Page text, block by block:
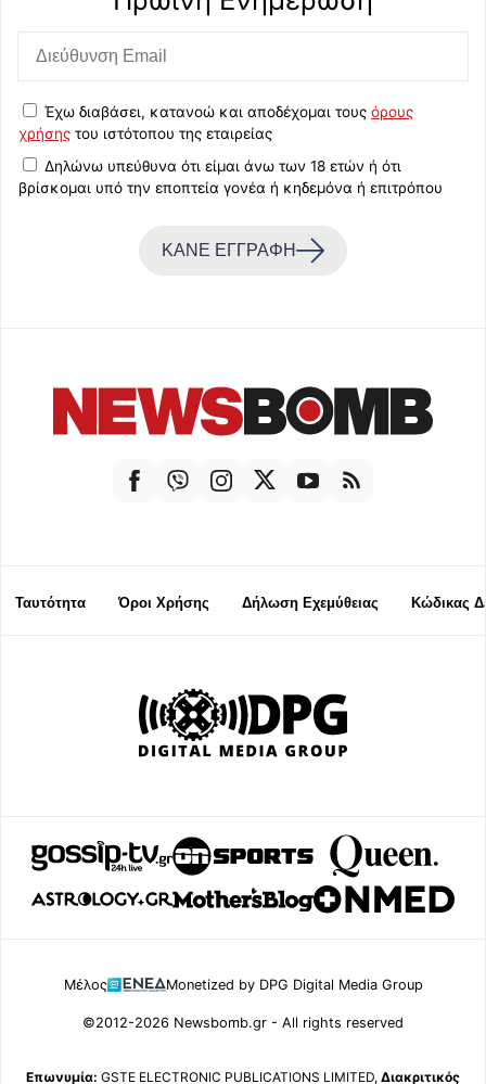
Έχω διαβάσει, κατανοώ και αποδέχομαι τους όρους
χρήσης του ιστότοπου της εταιρείας
Δηλώνω υπεύθυνα ότι είμαι άνω των 18 ετών ή ότι
βρίσκομαι υπό την εποπτεία γονέα ή κηδεμόνα ή επιτρόπου
ΚΑΝΕ ΕΓΓΡΑΦΗ
Ταυτότητα Όροι Χρήσης Δήλωση Εχεμύθειας Κώδικας
Μέλος Monetized by DPG Digital Media Group
©2012-2026 Newsbomb.gr - All rights reserved
Επωνυμία: GSTE ELECTRONIC PUBLICATIONS LIMITED, Διακριτικός